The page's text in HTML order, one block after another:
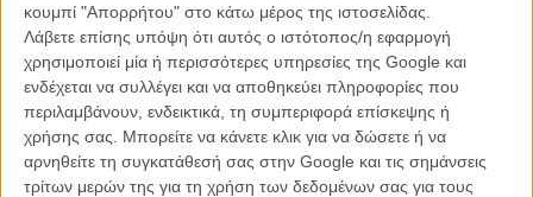
κουμπί "Απορρήτου" στο κάτω μέρος της ιστοσελίδας.
Λάβετε επίσης υπόψη ότι αυτός ο ιστότοπος/η εφαρμογή
χρησιμοποιεί μία ή περισσότερες υπηρεσίες της Google και
ενδέχεται να συλλέγει και να αποθηκεύει πληροφορίες που
περιλαμβάνουν, ενδεικτικά, τη συμπεριφορά επίσκεψης ή
χρήσης σας. Μπορείτε να κάνετε κλικ για να δώσετε ή να
αρνηθείτε τη συγκατάθεσή σας στην Google και τις σημάνσεις
τρίτων μερών της για τη χρήση των δεδομένων σας για τους
Ωστόσο, οι λίγες έξυπνες και ειλικρινείς στιγμές, κωμωδίας ή
συναισθηματισμού, χάνονται ανάμεσα σ' έναν κατάλογο από είτε
φυλετικά στερεότυπα, χιλιο-ιδωμένα στις «ζευγαρικές» εμπορικές
κωμωδίες, είτε χοντροκομμένα αστεία - του επιπέδου ότι οι Καναδοί
μιλούν με βλάχικη προφορά και δείχνουν διαρκώς τον ποπό τους,
όχι κάτι πιο εμπνευσμένο - που δεν καταφέρνουν καν να
προκαλέσουν ένα γάργαρο γέλιο.